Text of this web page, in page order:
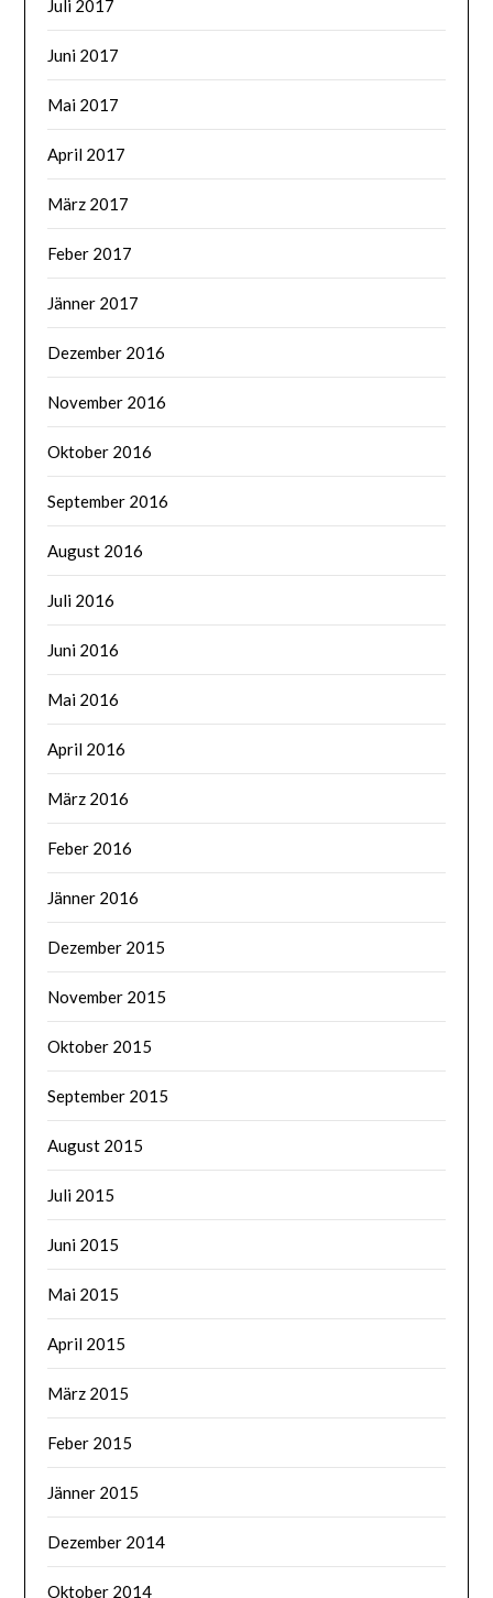
Juli 2017
Juni 2017
Mai 2017
April 2017
März 2017
Feber 2017
Jänner 2017
Dezember 2016
November 2016
Oktober 2016
September 2016
August 2016
Juli 2016
Juni 2016
Mai 2016
April 2016
März 2016
Feber 2016
Jänner 2016
Dezember 2015
November 2015
Oktober 2015
September 2015
August 2015
Juli 2015
Juni 2015
Mai 2015
April 2015
März 2015
Feber 2015
Jänner 2015
Dezember 2014
Oktober 2014